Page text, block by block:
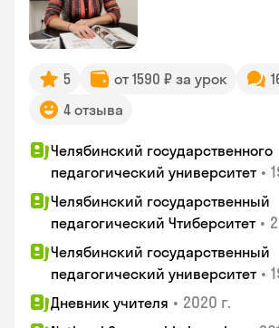
5 от 1590 ₽ за урок
4 отзыва
Челябинский государственного
педагогический университет •
Челябинский государственный
педагогический Чтиберситет •
Челябинский государственный
педагогический университет •
Дневник учителя • 2020 г.